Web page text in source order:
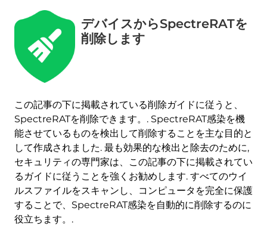
デバイスからSpectreRATを
削除します
この記事の下に掲載されている削除ガイドに従うと、
SpectreRATを削除できます。. SpectreRAT感染を機
能させているものを検出して削除することを主な目的と
して作成されました. 最も効果的な検出と除去のために,
セキュリティの専門家は、この記事の下に掲載されてい
るガイドに従うことを強くお勧めします. すべてのウイ
ルスファイルをスキャンし、コンピュータを完全に保護
することで、SpectreRAT感染を自動的に削除するのに
役立ちます。.